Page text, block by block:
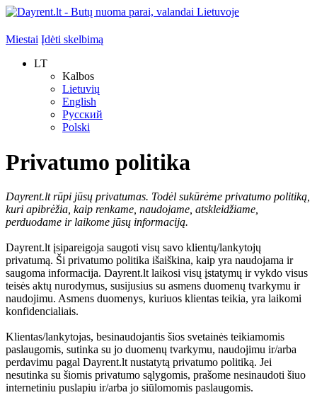
Miestai Įdėti skelbimą
LT
Kalbos
Lietuvių
English
Русский
Polski
Privatumo politika
Dayrent.lt rūpi jūsų privatumas. Todėl sukūrėme privatumo politiką,
kuri apibrėžia, kaip renkame, naudojame, atskleidžiame,
perduodame ir laikome jūsų informaciją.
Dayrent.lt įsipareigoja saugoti visų savo klientų/lankytojų
privatumą. Ši privatumo politika išaiškina, kaip yra naudojama ir
saugoma informacija. Dayrent.lt laikosi visų įstatymų ir vykdo visus
teisės aktų nurodymus, susijusius su asmens duomenų tvarkymu ir
naudojimu. Asmens duomenys, kuriuos klientas teikia, yra laikomi
konfidencialiais.
Klientas/lankytojas, besinaudojantis šios svetainės teikiamomis
paslaugomis, sutinka su jo duomenų tvarkymu, naudojimu ir/arba
perdavimu pagal Dayrent.lt nustatytą privatumo politiką. Jei
nesutinka su šiomis privatumo sąlygomis, prašome nesinaudoti šiuo
internetiniu puslapiu ir/arba jo siūlomomis paslaugomis.